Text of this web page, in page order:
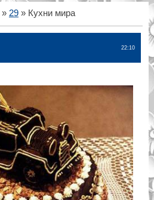
» 29» Кухни мира
22:10